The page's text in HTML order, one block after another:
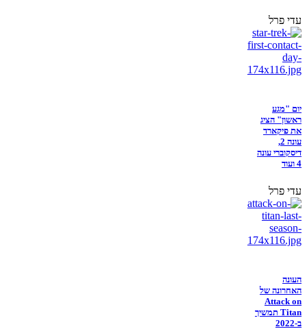
עדי פרל
יום "מגע
ראשון" הציג
את פיקארד
עונה 2,
דיסקוברי עונה
4 ועוד
עדי פרל
העונה
האחרונה של
Attack on
Titan תמשיך
ב-2022